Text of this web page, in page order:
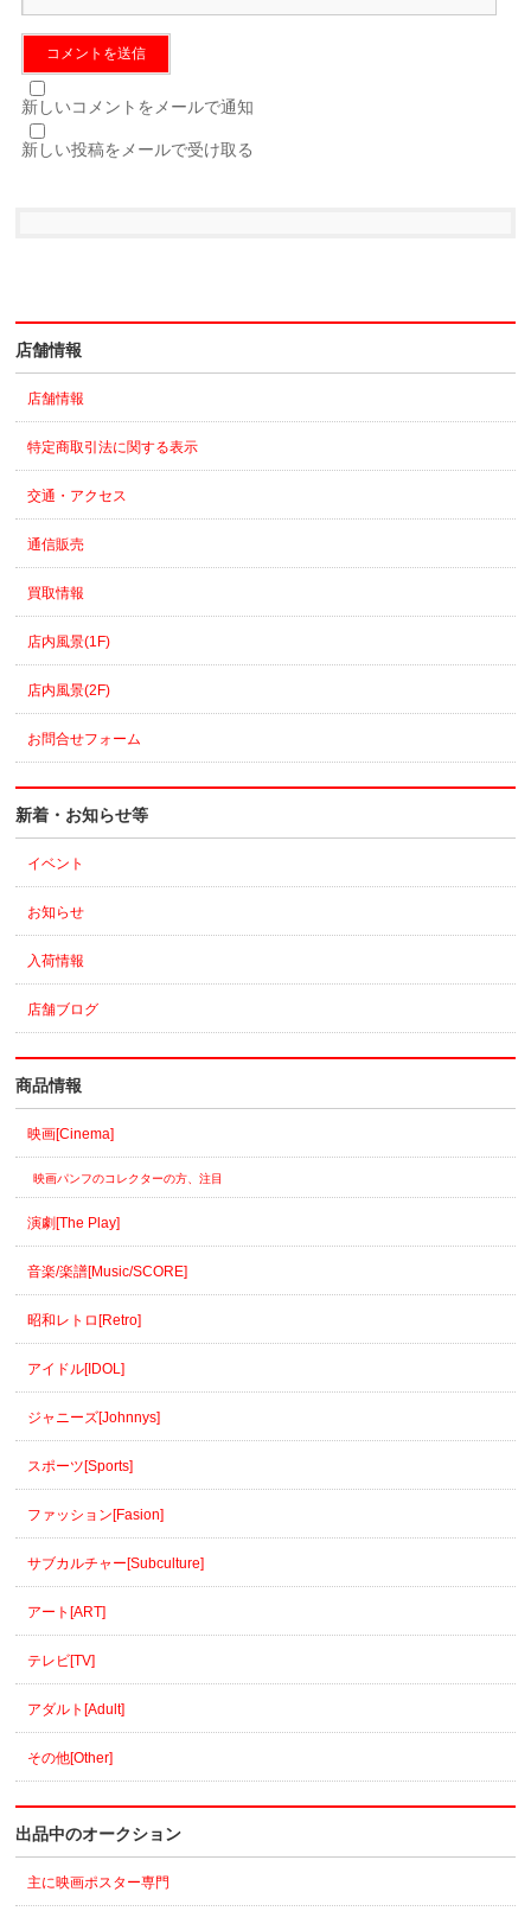
新しいコメントをメールで通知
新しい投稿をメールで受け取る
店舗情報
店舗情報
特定商取引法に関する表示
交通・アクセス
通信販売
買取情報
店内風景(1F)
店内風景(2F)
お問合せフォーム
新着・お知らせ等
イベント
お知らせ
入荷情報
店舗ブログ
商品情報
映画[Cinema]
映画パンフのコレクターの方、注目
演劇[The Play]
音楽/楽譜[Music/SCORE]
昭和レトロ[Retro]
アイドル[IDOL]
ジャニーズ[Johnnys]
スポーツ[Sports]
ファッション[Fasion]
サブカルチャー[Subculture]
アート[ART]
テレビ[TV]
アダルト[Adult]
その他[Other]
出品中のオークション
主に映画ポスター専門